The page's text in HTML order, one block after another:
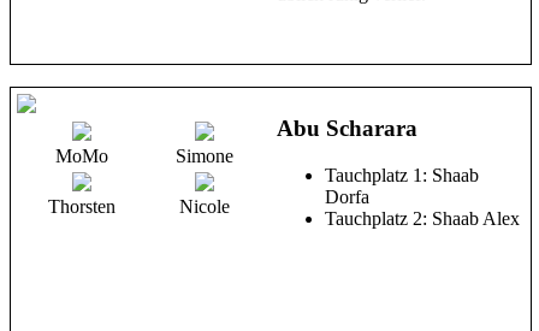
MoMo Simone
Thorsten Nicole
Abu Scharara
Tauchplatz 1: Shaab
Dorfa
Tauchplatz 2: Shaab Alex